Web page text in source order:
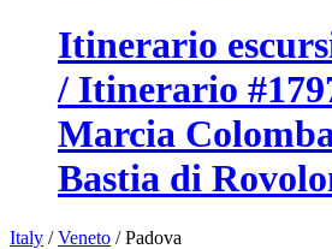
Itinerario
/ Itinerario
Marcia
Bastia di
Italy /Veneto /Padova